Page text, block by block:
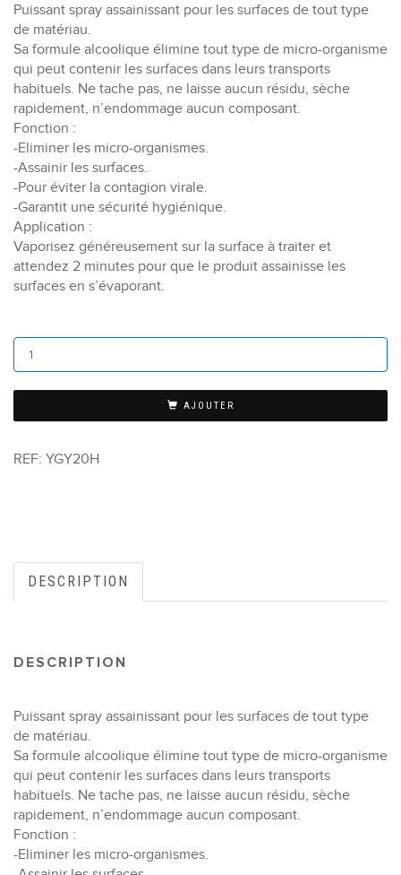
Puissant spray assainissant pour les surfaces de tout type
de matériau.
Sa formule alcoolique élimine tout type de micro-organisme
qui peut contenir les surfaces dans leurs transports
habituels. Ne tache pas, ne laisse aucun résidu, sèche
rapidement, n’endommage aucun composant.
Fonction :
-Eliminer les micro-organismes.
-Assainir les surfaces.
-Pour éviter la contagion virale.
-Garantit une sécurité hygiénique.
Application :
Vaporisez généreusement sur la surface à traiter et
attendez 2 minutes pour que le produit assainisse les
surfaces en s’évaporant.
AJOUTER
REF: YGY20H
DESCRIPTION
DESCRIPTION
Puissant spray assainissant pour les surfaces de tout type
de matériau.
Sa formule alcoolique élimine tout type de micro-organisme
qui peut contenir les surfaces dans leurs transports
habituels. Ne tache pas, ne laisse aucun résidu, sèche
rapidement, n’endommage aucun composant.
Fonction :
-Eliminer les micro-organismes.